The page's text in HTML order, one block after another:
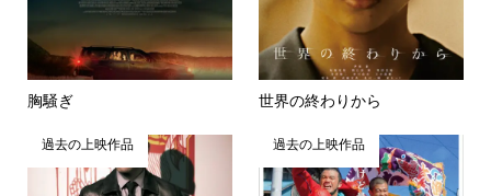
胸騒ぎ 世界の終わりから
過去の上映作品 過去の上映作品